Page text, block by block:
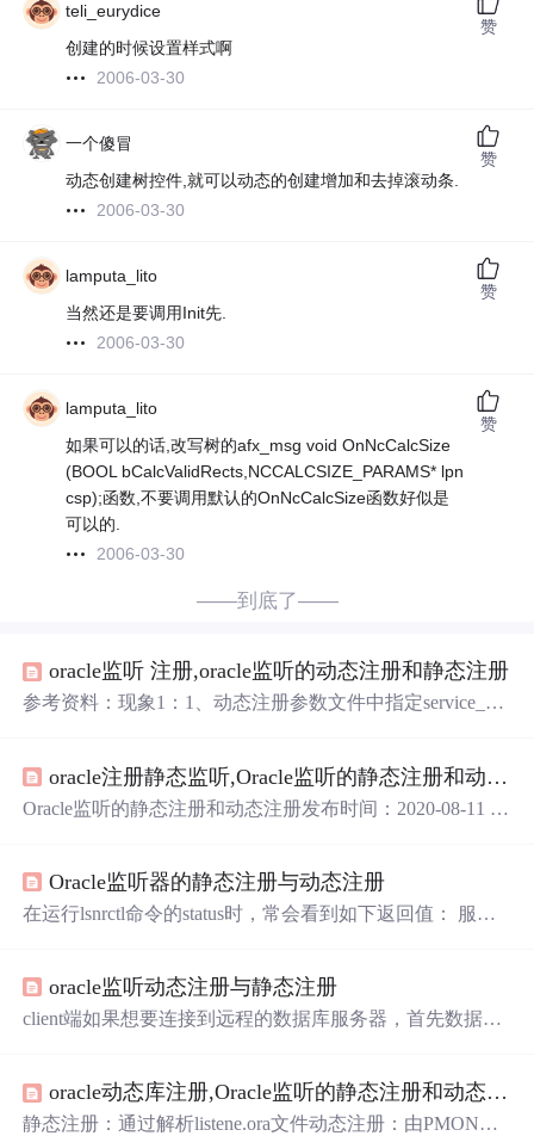
teli_eurydice
创建的时候设置样式啊
2006-03-30
赞
一个傻冒
动态创建树控件,就可以动态的创建增加和去掉滚动条.
2006-03-30
赞
lamputa_lito
当然还是要调用Init先.
2006-03-30
赞
lamputa_lito
如果可以的话,改写树的afx_msg void OnNcCalcSize
(BOOL bCalcValidRects,NCCALCSIZE_PARAMS* lpn
csp);函数,不要调用默认的OnNcCalcSize函数好似是
可以的.
2006-03-30
赞
——到底了——
oracle监听 注册,oracle监听的动态注册和静态注册
参考资料：现象1：1、动态注册参数文件中指定service_na
注册到监听器：1 SQL>show parameter service_names;23 NA
ME TYPE VALUE4 ---...
oracle注册静态监听,Oracle监听的静态注册和动态注册
Oracle监听的静态注册和动态注册发布时间：2020-08-11 0
注册至监听中在没有listener.ora配置文件的情况下，如果启
动监听，则监听为动态注册。用图形化netca创建的监听，
Oracle监听器的静态注册与动态注册
在运行lsnrctl命令的status时，常会看到如下返回值： 服务“t
例程"mydata"，状态 READY，包含此服务的一个处理程
序。。。 这里的，状态UNKOWN即表明为静态注册（手
oracle监听动态注册与静态注册
client端如果想要连接到远程的数据库服务器，首先数据库
置如下： SID_LIST_LISTENER = (SID_LIST = (SID_D
ESC = (SID_NAME = PLSExtProc)
oracle动态库注册,Oracle监听的静态注册和动态注册
静态注册：通过解析listene.ora文件动态注册：由PMON进